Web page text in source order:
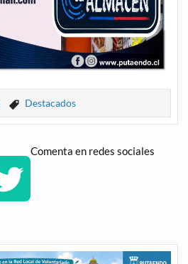
Destacados
Comenta en redes sociales